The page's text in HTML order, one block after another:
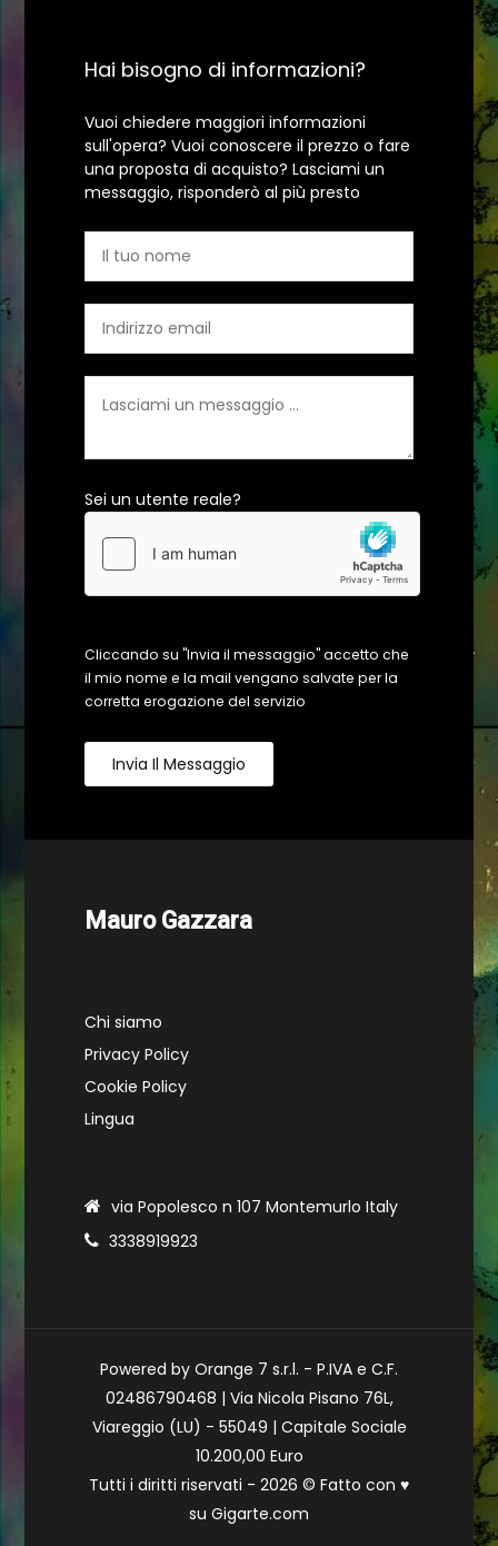
Hai bisogno di informazioni?
Vuoi chiedere maggiori informazioni
sull'opera? Vuoi conoscere il prezzo o fare
una proposta di acquisto? Lasciami un
messaggio, risponderò al più presto
Sei un utente reale?
Cliccando su "Invia il messaggio" accetto che
il mio nome e la mail vengano salvate per la
corretta erogazione del servizio
Invia Il Messaggio
Mauro Gazzara
Chi siamo
Privacy Policy
Cookie Policy
Lingua
via Popolesco n 107 Montemurlo Italy
3338919923
Powered by Orange 7 s.r.l. - P.IVA e C.F.
02486790468 | Via Nicola Pisano 76L,
Viareggio (LU) - 55049 | Capitale Sociale
10.200,00 Euro
Tutti i diritti riservati - 2026 © Fatto con ♥
su Gigarte.com